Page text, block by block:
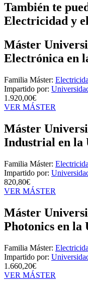
También te
Electricidad y
Máster
Electrónica en
Familia Máster:
Impartido por:
1.920,00€
VER MÁSTER
Máster
Industrial en la
Familia Máster:
Impartido por:
820,80€
VER MÁSTER
Máster
Photonics en la
Familia Máster:
Impartido por:
1.660,20€
VER MÁSTER